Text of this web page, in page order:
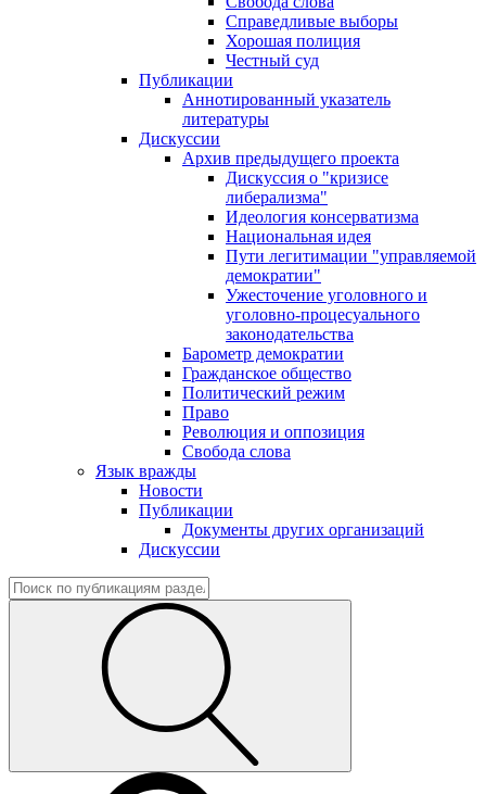
Справедливые выборы
Хорошая полиция
Честный суд
Публикации
Аннотированный указатель
литературы
Дискуссии
Архив предыдущего проекта
Дискуссия о "кризисе
либерализма"
Идеология консерватизма
Национальная идея
Пути легитимации "управляемой
демократии"
Ужесточение уголовного и
уголовно-процесуального
законодательства
Барометр демократии
Гражданское общество
Политический режим
Право
Революция и оппозиция
Свобода слова
Язык вражды
Новости
Публикации
Документы других организаций
Дискуссии